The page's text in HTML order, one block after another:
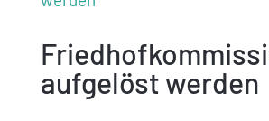
aufgelöst werden